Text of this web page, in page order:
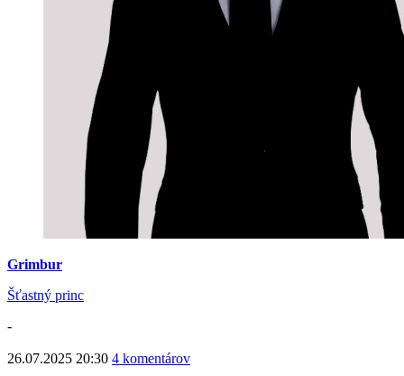
Grimbur
Šťastný princ
-
26.07.2025 20:30 4 komentárov